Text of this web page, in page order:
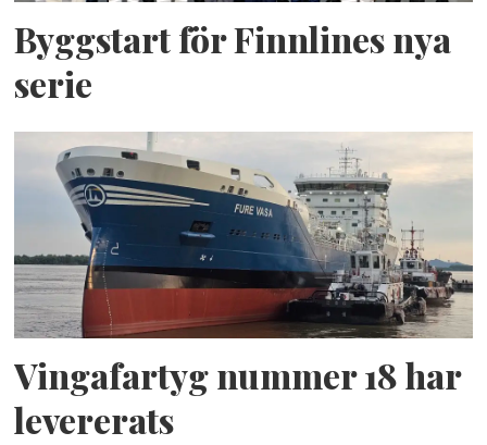
Byggstart för Finnlines nya
serie
Vingafartyg nummer 18 har
levererats